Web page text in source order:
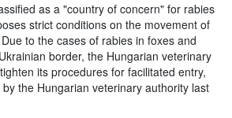
as a "country of concern" for rabies
strict conditions on the movement of
to the cases of rabies in foxes and
border, the Hungarian veterinary
its procedures for facilitated entry,
the Hungarian veterinary authority last